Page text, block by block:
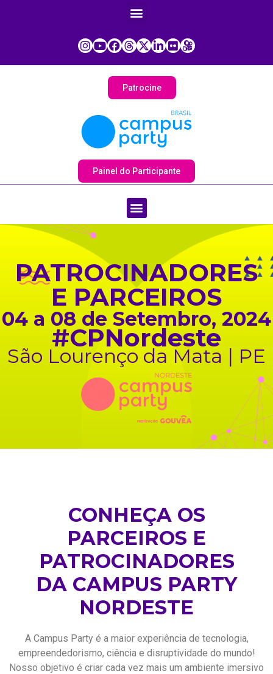
Patrocine
Painel do Participante
PATROCINADORES
E PARCEIROS
04 a 08 de Setembro, 2024
#CPNordeste
São Lourenço da Mata | PE
CONHEÇA OS
PARCEIROS E
PATROCINADORES
DA CAMPUS PARTY
NORDESTE
A Campus Party é a maior experiência de tecnologia,
empreendedorismo, ciência e disruptividade do mundo!
Nosso objetivo é criar cada vez mais um ambiente imersivo